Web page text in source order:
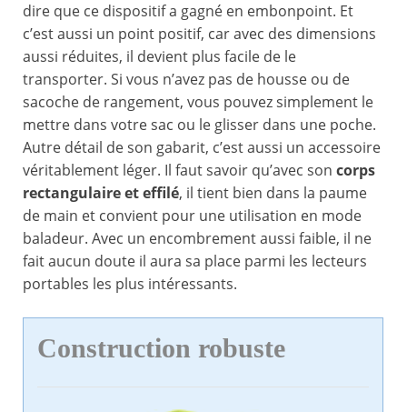
dire que ce dispositif a gagné en embonpoint. Et
c’est aussi un point positif, car avec des dimensions
aussi réduites, il devient plus facile de le
transporter. Si vous n’avez pas de housse ou de
sacoche de rangement, vous pouvez simplement le
mettre dans votre sac ou le glisser dans une poche.
Autre détail de son gabarit, c’est aussi un accessoire
véritablement léger. Il faut savoir qu’avec son corps
rectangulaire et effilé, il tient bien dans la paume
de main et convient pour une utilisation en mode
baladeur. Avec un encombrement aussi faible, il ne
fait aucun doute il aura sa place parmi les lecteurs
portables les plus intéressants.
Construction robuste